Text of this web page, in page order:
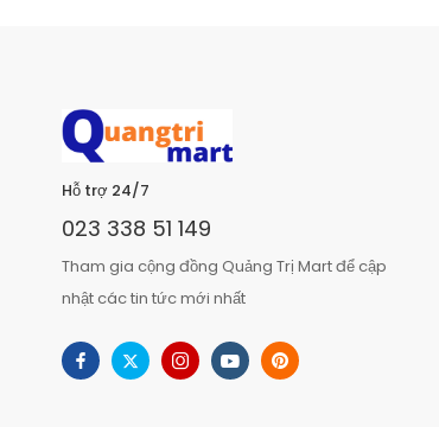
Hỗ trợ 24/7
023 338 51 149
Tham gia cộng đồng Quảng Trị Mart để cập
nhật các tin tức mới nhất